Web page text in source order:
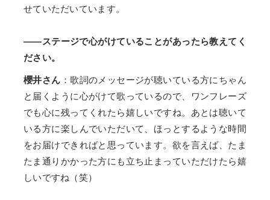
せていただいています。
――ステージで心がけていることがあったら教えてく
ださい。
櫻井さん ：歌詞のメッセージが聴いている方にちゃん
と届くように心がけて歌っているので、ワンフレーズ
でも心に残ってくれたら嬉しいですね。あとは聴いて
いる方に楽しんでいただいて、ほっとするような時間
をお届けできればと思っています。欲を言えば、たま
たま通りかかった方にも立ち止まっていただけたら嬉
しいですね（笑）